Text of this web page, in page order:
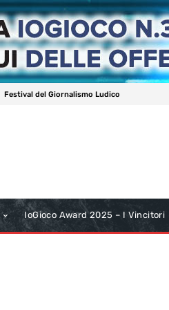
Festival del Giornalismo Ludico
IoGioco Award 2025 – I Vincitori